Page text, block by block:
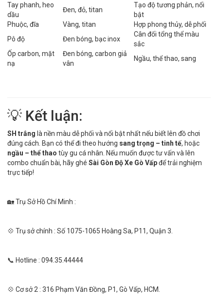
Tay phanh, heo
dầu
Đen, đỏ, titan
Tạo độ tương phản, nổi
bật
Phuộc, đĩa
Vàng, titan
Hợp phong thủy, dễ phối
Pô độ
Đen bóng, bạc inox
Cân đối tổng thể màu
sắc
Ốp carbon, mặt
nạ
Đen bóng, carbon giả
vân
Ngầu, thể thao, sang
💡 Kết luận:
SH trắng là nền màu dễ phối và nổi bật nhất nếu biết lên đồ chơi
đúng cách. Bạn có thể đi theo hướng sang trọng – tinh tế, hoặc
ngầu – thể thao tùy gu cá nhân. Nếu muốn được tư vấn và lên
combo chuẩn bài, hãy ghé Sài Gòn Độ Xe Gò Vấpđể trải nghiệm
trực tiếp!
🏡 Trụ Sở Hồ Chí Minh :
💠 Trụ sở chính : Số 1075-1065 Hoàng Sa, P11, Quận 3.
📞 Hotline : 094.35.44444
💠 Cơ sở 2 : 316 Phạm Văn Đồng, P1, Gò Vấp, HCM.